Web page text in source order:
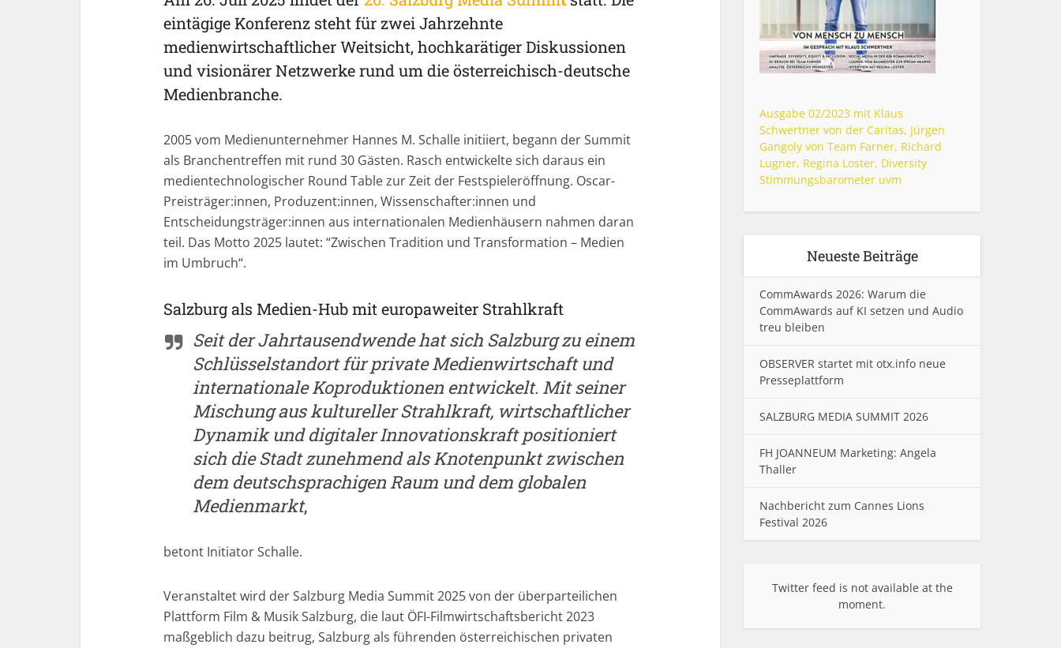
eintägige Konferenz steht für zwei Jahrzehnte
medienwirtschaftlicher Weitsicht, hochkarätiger Diskussionen
und visionärer Netzwerke rund um die österreichisch-deutsche
Medienbranche.
2005 vom Medienunternehmer Hannes M. Schalle initiiert, begann der Summit
als Branchentreffen mit rund 30 Gästen. Rasch entwickelte sich daraus ein
medientechnologischer Round Table zur Zeit der Festspieleröffnung. Oscar-
Preisträger:innen, Produzent:innen, Wissenschafter:innen und
Entscheidungsträger:innen aus internationalen Medienhäusern nahmen daran
teil. Das Motto 2025 lautet: “Zwischen Tradition und Transformation – Medien
im Umbruch“.
Salzburg als Medien-Hub mit europaweiter Strahlkraft
Seit der Jahrtausendwende hat sich Salzburg zu einem
Schlüsselstandort für private Medienwirtschaft und
internationale Koproduktionen entwickelt. Mit seiner
Mischung aus kultureller Strahlkraft, wirtschaftlicher
Dynamik und digitaler Innovationskraft positioniert
sich die Stadt zunehmend als Knotenpunkt zwischen
dem deutschsprachigen Raum und dem globalen
Medienmarkt,
betont Initiator Schalle.
Veranstaltet wird der Salzburg Media Summit 2025 von der überparteilichen
Plattform Film & Musik Salzburg, die laut ÖFI-Filmwirtschaftsbericht 2023
maßgeblich dazu beitrug, Salzburg als führenden österreichischen privaten
Ausgabe 02/2023 mit Klaus
Schwertner von der Caritas, Jürgen
Gangoly von Team Farner, Richard
Lugner, Regina Loster, Diversity
Stimmungsbarometer uvm
Neueste Beiträge
CommAwards 2026: Warum die
CommAwards auf KI setzen und Audio
treu bleiben
OBSERVER startet mit otx.info neue
Presseplattform
SALZBURG MEDIA SUMMIT 2026
FH JOANNEUM Marketing: Angela
Thaller
Nachbericht zum Cannes Lions
Festival 2026
Twitter feed is not available at the
moment.